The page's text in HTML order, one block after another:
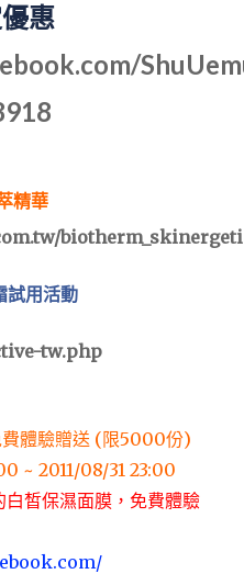
惠
精華
試用活動
tw.php
費體驗贈送 (限5000份)
~ 2011/08/31 23:00
皙保濕面膜，免費體驗